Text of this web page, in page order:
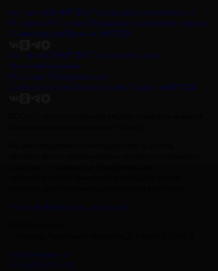
Контакты Об НМГ ДОКПредложите идею Новости
Интервью Рецензии ОбзорыАнонсы Снимается кино
Энциклопедия Проекты НМГ ДОК
Контакты Об НМГ ДОКПредложите идею
Новости Интервью
Рецензии ОбзорыАнонсы
Снимается кино Энциклопедия Проекты НМГ ДОК
Политика Конфиденциальности
info@nmgdoc.ru
+7 (495) 937-6170